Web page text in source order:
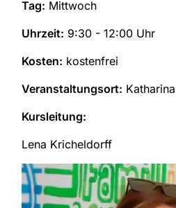
Tag: Mittwoch
Uhrzeit: 9:30 - 12:00 Uhr
Kosten: kostenfrei
Veranstaltungsort:
Kursleitung:
Lena Kricheldorff